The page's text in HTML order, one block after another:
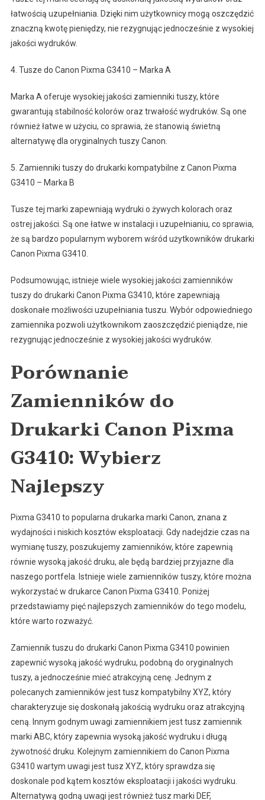
łatwością uzupełniania. Dzięki nim użytkownicy mogą oszczędzić
znaczną kwotę pieniędzy, nie rezygnując jednocześnie z wysokiej
jakości wydruków.
4. Tusze do Canon Pixma G3410 – Marka A
Marka A oferuje wysokiej jakości zamienniki tuszy, które
gwarantują stabilność kolorów oraz trwałość wydruków. Są one
również łatwe w użyciu, co sprawia, że stanowią świetną
alternatywę dla oryginalnych tuszy Canon.
5. Zamienniki tuszy do drukarki kompatybilne z Canon Pixma
G3410 – Marka B
Tusze tej marki zapewniają wydruki o żywych kolorach oraz
ostrej jakości. Są one łatwe w instalacji i uzupełnianiu, co sprawia,
że są bardzo popularnym wyborem wśród użytkowników drukarki
Canon Pixma G3410.
Podsumowując, istnieje wiele wysokiej jakości zamienników
tuszy do drukarki Canon Pixma G3410, które zapewniają
doskonałe możliwości uzupełniania tuszu. Wybór odpowiedniego
zamiennika pozwoli użytkownikom zaoszczędzić pieniądze, nie
rezygnując jednocześnie z wysokiej jakości wydruków.
Porównanie
Zamienników do
Drukarki Canon Pixma
G3410: Wybierz
Najlepszy
Pixma G3410 to popularna drukarka marki Canon, znana z
wydajności i niskich kosztów eksploatacji. Gdy nadejdzie czas na
wymianę tuszy, poszukujemy zamienników, które zapewnią
równie wysoką jakość druku, ale będą bardziej przyjazne dla
naszego portfela. Istnieje wiele zamienników tuszy, które można
wykorzystać w drukarce Canon Pixma G3410. Poniżej
przedstawiamy pięć najlepszych zamienników do tego modelu,
które warto rozważyć.
Zamiennik tuszu do drukarki Canon Pixma G3410 powinien
zapewnić wysoką jakość wydruku, podobną do oryginalnych
tuszy, a jednocześnie mieć atrakcyjną cenę. Jednym z
polecanych zamienników jest tusz kompatybilny XYZ, który
charakteryzuje się doskonałą jakością wydruku oraz atrakcyjną
ceną. Innym godnym uwagi zamiennikiem jest tusz zamiennik
marki ABC, który zapewnia wysoką jakość wydruku i długą
żywotność druku. Kolejnym zamiennikiem do Canon Pixma
G3410 wartym uwagi jest tusz XYZ, który sprawdza się
doskonale pod kątem kosztów eksploatacji i jakości wydruku.
Alternatywą godną uwagi jest również tusz marki DEF,